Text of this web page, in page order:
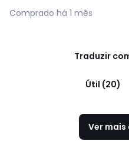
Comprado há 1 mês
Traduzir
Útil (20)
Ver